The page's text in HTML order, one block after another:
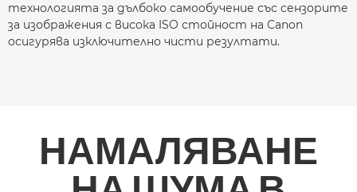
технологията за дълбоко самообучение със сензорите
за изображения с висока ISO стойност на Canon
осигурява изключително чисти резултати.
НАМАЛЯВАНЕ